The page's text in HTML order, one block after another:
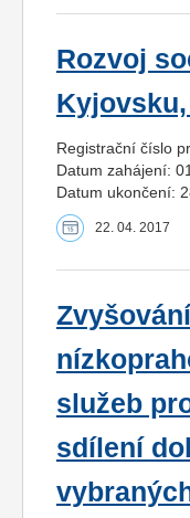
Rozvoj
Registrační číslo
Datum zahájení:
Datum ukončení:
22. 04. 2017
služeb
sdílení